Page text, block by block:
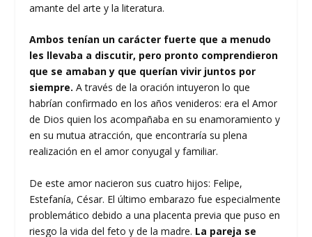
amante del arte y la literatura.
Ambos tenían un carácter fuerte que a menudo
les llevaba a discutir, pero pronto comprendieron
que se amaban y que querían vivir juntos por
siempre.A través de la oración intuyeron lo que
habrían confirmado en los años venideros: era el Amor
de Dios quien los acompañaba en su enamoramiento y
en su mutua atracción, que encontraría su plena
realización en el amor conyugal y familiar.
De este amor nacieron sus cuatro hijos: Felipe,
Estefanía, César. El último embarazo fue especialmente
problemático debido a una placenta previa que puso en
riesgo la vida del feto y de la madre. La pareja se